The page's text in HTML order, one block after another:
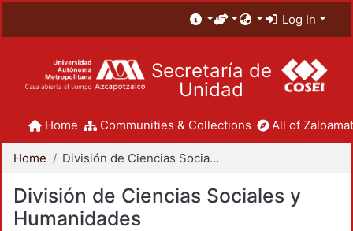
Log In
Secretaría de
Unidad
Home Communities & Collections All of
Home División de Ciencias Sociales y Humanidades
División de Ciencias Sociales y
Humanidades